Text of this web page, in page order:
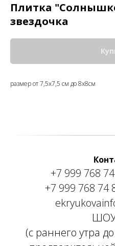
Плитка
звездочка
размер от 7,5х7,5 см до 8х8см
+7 999 768
+7 999 768 74
(с раннего утра